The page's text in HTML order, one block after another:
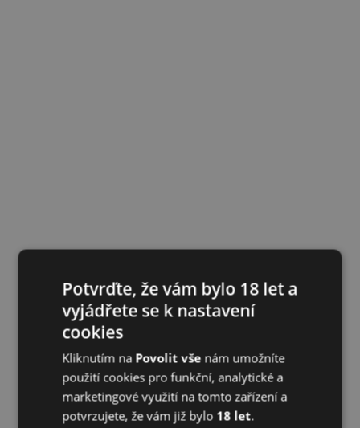
Potvrďte, že vám bylo 18 let a
vyjádřete se k nastavení
cookies
Kliknutím na Povolit vše nám umožníte
použití cookies pro funkční, analytické a
marketingové využití na tomto zařízení a
potvrzujete, že vám již bylo 18 let.